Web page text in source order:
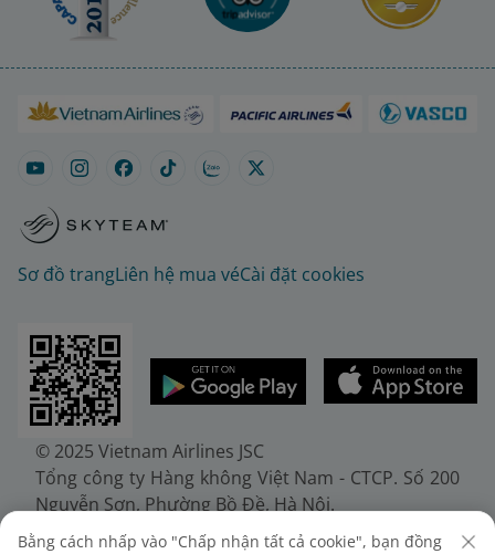
Sơ đồ trangLiên hệ mua véCài đặt cookies
© 2025 Vietnam Airlines JSC
Tổng công ty Hàng không Việt Nam - CTCP. Số 200
Nguyễn Sơn, Phường Bồ Đề, Hà Nội.
Điện thoại: (+84-24) 38272289. Fax: (+84-24)
Bằng cách nhấp vào "Chấp nhận tất cả cookie", bạn đồng